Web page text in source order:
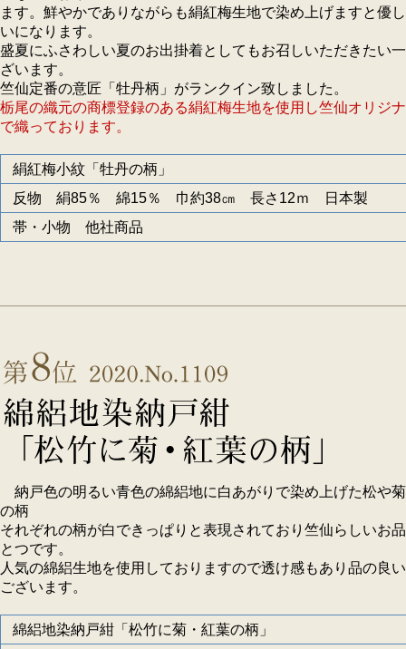
ます。鮮やかでありながらも絹紅梅生地で染め上げますと優
いになります。
盛夏にふさわしい夏のお出掛着としてもお召しいただきたい
ざいます。
竺仙定番の意匠「牡丹柄」がランクイン致しました。
栃尾の織元の商標登録のある絹紅梅生地を使用し竺仙オリジ
で織っております。
絹紅梅小紋「牡丹の柄」
反物 絹85％ 綿15％ 巾約38㎝ 長さ12ｍ 日本製
帯・小物 他社商品
納戸色の明るい青色の綿絽地に白あがりで染め上げた松や
の柄
それぞれの柄が白できっぱりと表現されており竺仙らしいお
とつです。
人気の綿絽生地を使用しておりますので透け感もあり品の良
ございます。
綿絽地染納戸紺「松竹に菊・紅葉の柄」